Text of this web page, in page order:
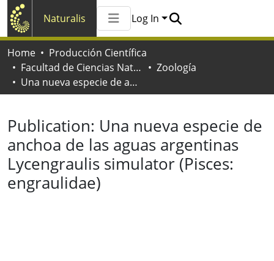
Naturalis
All of Naturalis
Log In
Home
Producción Científica
Facultad de Ciencias Naturales y Museo
Zoología
Una nueva especie de anchoa de las aguas argentinas Lycengraulis simulator (Pisces: engraulidae)
Publication: Una nueva especie de
anchoa de las aguas argentinas
Lycengraulis simulator (Pisces:
engraulidae)